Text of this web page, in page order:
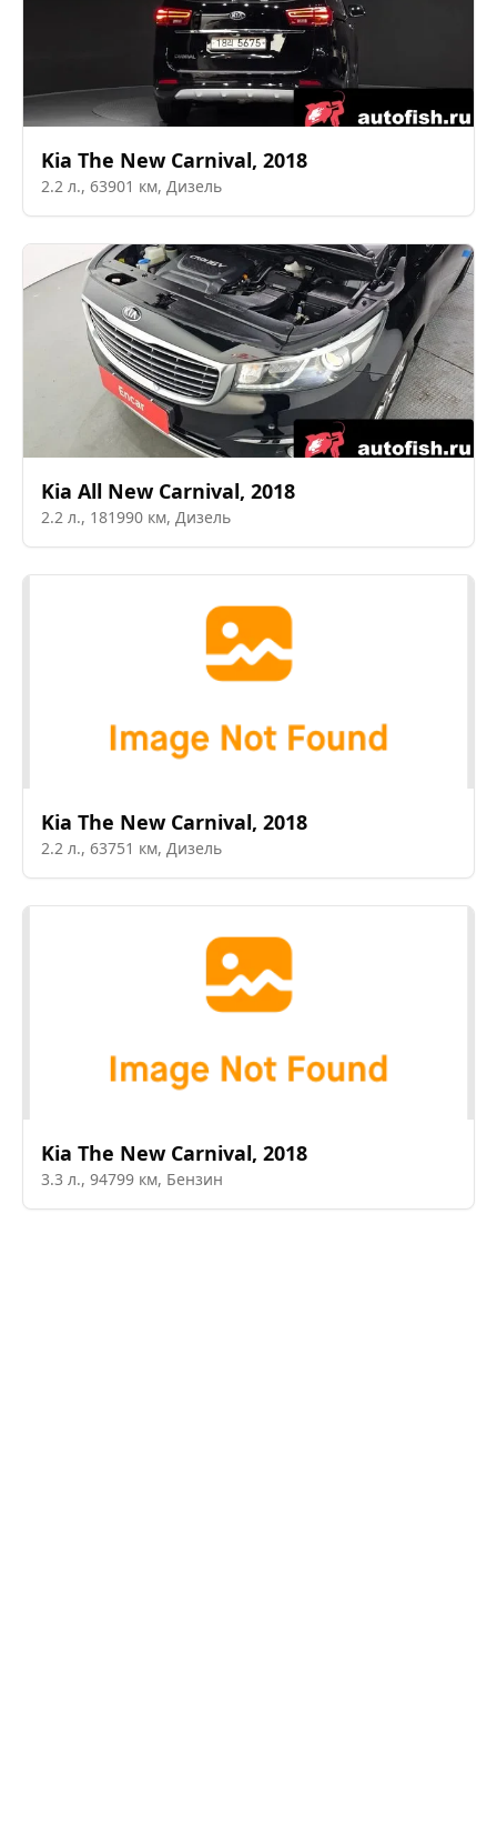
Kia The New Carnival, 2018
2.2 л., 63901 км, Дизель
Kia All New Carnival, 2018
2.2 л., 181990 км, Дизель
Kia The New Carnival, 2018
2.2 л., 63751 км, Дизель
Kia The New Carnival, 2018
3.3 л., 94799 км, Бензин